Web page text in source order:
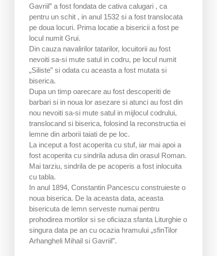
Gavriil” a fost fondata de cativa calugari , ca
pentru un schit , in anul 1532 si a fost translocata
pe doua locuri. Prima locatie a bisericii a fost pe
locul numit Grui.
Din cauza navalirilor tatarilor, locuitorii au fost
nevoiti sa-si mute satul in codru, pe locul numit
„Siliste” si odata cu aceasta a fost mutata si
biserica.
Dupa un timp oarecare au fost descoperiti de
barbari si in noua lor asezare si atunci au fost din
nou nevoiti sa-si mute satul in mijlocul codrului,
translocand si biserica, folosind la reconstructia ei
lemne din arborii taiati de pe loc.
La inceput a fost acoperita cu stuf, iar mai apoi a
fost acoperita cu sindrila adusa din orasul Roman.
Mai tarziu, sindrila de pe acoperis a fost inlocuita
cu tabla.
In anul 1894, Constantin Pancescu construieste o
noua biserica. De la aceasta data, aceasta
bisericuta de lemn serveste numai pentru
prohodirea mortilor si se oficiaza sfanta Liturghie o
singura data pe an cu ocazia hramului „sfinTilor
Arhangheli Mihail si Gavriil”.